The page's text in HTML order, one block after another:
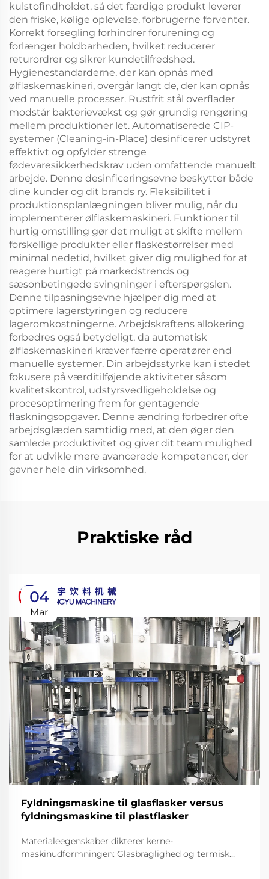
kulstofindholdet, så det færdige produkt leverer
den friske, kølige oplevelse, forbrugerne forventer.
Korrekt forsegling forhindrer forurening og
forlænger holdbarheden, hvilket reducerer
returordrer og sikrer kundetilfredshed.
Hygienestandarderne, der kan opnås med
ølflaskemaskineri, overgår langt de, der kan opnås
ved manuelle processer. Rustfrit stål overflader
modstår bakterievækst og gør grundig rengøring
mellem produktioner let. Automatiserede CIP-
systemer (Cleaning-in-Place) desinficerer udstyret
effektivt og opfylder strenge
fødevaresikkerhedskrav uden omfattende manuelt
arbejde. Denne desinficeringsevne beskytter både
dine kunder og dit brands ry. Fleksibilitet i
produktionsplanlægningen bliver mulig, når du
implementerer ølflaskemaskineri. Funktioner til
hurtig omstilling gør det muligt at skifte mellem
forskellige produkter eller flaskestørrelser med
minimal nedetid, hvilket giver dig mulighed for at
reagere hurtigt på markedstrends og
sæsonbetingede svingninger i efterspørgslen.
Denne tilpasningsevne hjælper dig med at
optimere lagerstyringen og reducere
lageromkostningerne. Arbejdskraftens allokering
forbedres også betydeligt, da automatisk
ølflaskemaskineri kræver færre operatører end
manuelle systemer. Din arbejdsstyrke kan i stedet
fokusere på værditilføjende aktiviteter såsom
kvalitetskontrol, udstyrsvedligeholdelse og
procesoptimering frem for gentagende
flaskningsopgaver. Denne ændring forbedrer ofte
arbejdsglæden samtidig med, at den øger den
samlede produktivitet og giver dit team mulighed
for at udvikle mere avancerede kompetencer, der
gavner hele din virksomhed.
Praktiske råd
04
Mar
Fyldningsmaskine til glasflasker versus
fyldningsmaskine til plastflasker
Materialeegenskaber dikterer kerne-
maskinudformningen: Glasbraglighed og termisk